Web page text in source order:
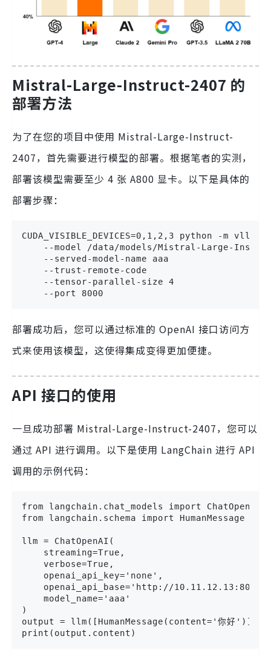
Mistral-Large-Instruct-2407 的
部署方法
为了在您的项目中使用 Mistral-Large-Instruct-
2407，首先需要进行模型的部署。根据笔者的实测，
部署该模型需要至少 4 张 A800 显卡。以下是具体的
部署步骤：
CUDA_VISIBLE_DEVICES=0,1,2,3 python -m
--model /data/models/Mistral-Large-
    --served-model-name aaa
    --trust-remote-code
    --tensor-parallel-size 4
    --port 8000
部署成功后，您可以通过标准的 OpenAI 接口访问方
式来使用该模型，这使得集成变得更加便捷。
API 接口的使用
一旦成功部署 Mistral-Large-Instruct-2407，您可以
通过 API 进行调用。以下是使用 LangChain 进行 API
调用的示例代码：
from langchain.chat_models import ChatOpenAI
from langchain.schema import HumanMessage
llm = ChatOpenAI(
    streaming=True,
    verbose=True,
    openai_api_key='none',
openai_api_base='http://10.11.12.13:8000/
    model_name='aaa'
)
output = llm([HumanMessage(content='你好')])
print(output.content)